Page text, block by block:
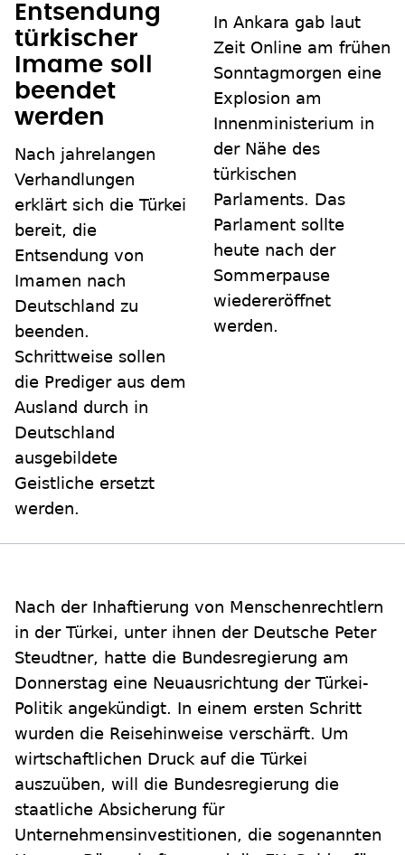
Entsendung
türkischer
Imame soll
beendet
werden
Nach jahrelangen
Verhandlungen
erklärt sich die Türkei
bereit, die
Entsendung von
Imamen nach
Deutschland zu
beenden.
Schrittweise sollen
die Prediger aus dem
Ausland durch in
Deutschland
ausgebildete
Geistliche ersetzt
werden.
In Ankara gab laut
Zeit Online am frühen
Sonntagmorgen eine
Explosion am
Innenministerium in
der Nähe des
türkischen
Parlaments. Das
Parlament sollte
heute nach der
Sommerpause
wiedereröffnet
werden.
Nach der Inhaftierung von Menschenrechtlern
in der Türkei, unter ihnen der Deutsche Peter
Steudtner, hatte die Bundesregierung am
Donnerstag eine Neuausrichtung der Türkei-
Politik angekündigt. In einem ersten Schritt
wurden die Reisehinweise verschärft. Um
wirtschaftlichen Druck auf die Türkei
auszuüben, will die Bundesregierung die
staatliche Absicherung für
Unternehmensinvestitionen, die sogenannten